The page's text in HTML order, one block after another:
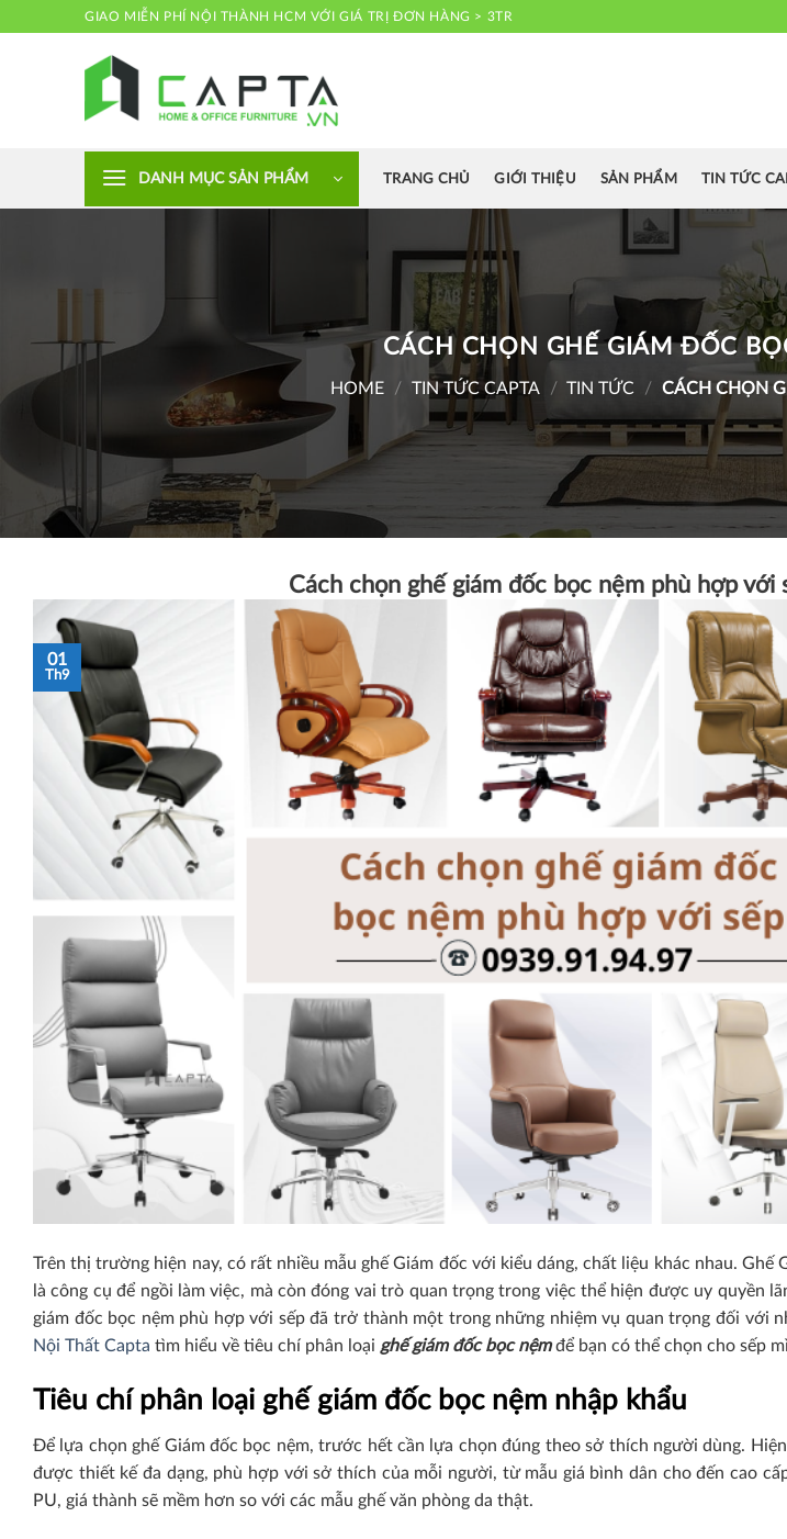
GIAO MIỄN PHÍ NỘI THÀNH HCM VỚI GIÁ TRỊ ĐƠN HÀNG > 3TR
DANH MỤC SẢN PHẨM TRANG CHỦ GIỚI THIỆU SẢN PHẨM TIN TỨC
CÁCH CHỌN GHẾ GIÁM ĐỐC
HOME / TIN TỨC CAPTA / TIN TỨC / CÁCH CHỌN
Cách chọn ghế giám đốc bọc nệm phù hợp với
01
Th9
Trên thị trường hiện nay, có rất nhiều mẫu ghế Giám đốc với kiểu dáng, chất liệu khác nhau. Ghế
là công cụ để ngồi làm việc, mà còn đóng vai trò quan trọng trong việc thể hiện được uy quyền
giám đốc bọc nệm phù hợp với sếp đã trở thành một trong những nhiệm vụ quan trọng đối với
Nội Thất Capta tìm hiểu về tiêu chí phân loại ghế giám đốc bọc nệmđể bạn có thể chọn cho sếp
Tiêu chí phân loại ghế giám đốc bọc nệm nhập khẩu
Để lựa chọn ghế Giám đốc bọc nệm, trước hết cần lựa chọn đúng theo sở thích người dùng.
được thiết kế đa dạng, phù hợp với sở thích của mỗi người, từ mẫu giá bình dân cho đến cao
PU, giá thành sẽ mềm hơn so với các mẫu ghế văn phòng da thật.